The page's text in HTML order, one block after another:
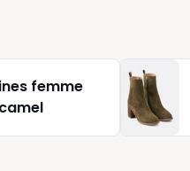
femme